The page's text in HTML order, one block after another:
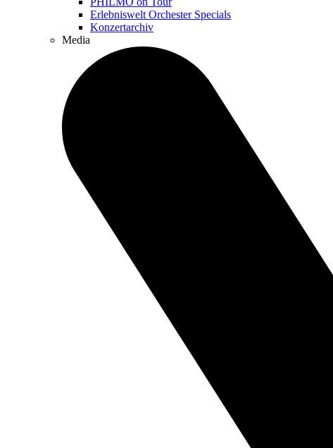
Erlebniswelt Orchester Specials
Konzertarchiv
Media